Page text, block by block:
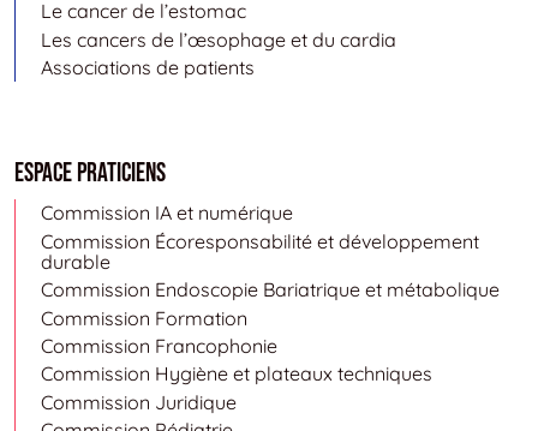
Le cancer de l’estomac
Les cancers de l’œsophage et du cardia
Associations de patients
Espace Praticiens
Commission IA et numérique
Commission Écoresponsabilité et développement
durable
Commission Endoscopie Bariatrique et métabolique
Commission Formation
Commission Francophonie
Commission Hygiène et plateaux techniques
Commission Juridique